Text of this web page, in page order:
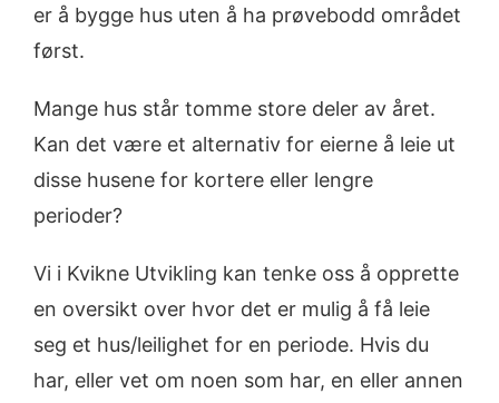
er å bygge hus uten å ha prøvebodd området
først.
Mange hus står tomme store deler av året.
Kan det være et alternativ for eierne å leie ut
disse husene for kortere eller lengre
perioder?
Vi i Kvikne Utvikling kan tenke oss å opprette
en oversikt over hvor det er mulig å få leie
seg et hus/leilighet for en periode. Hvis du
har, eller vet om noen som har, en eller annen